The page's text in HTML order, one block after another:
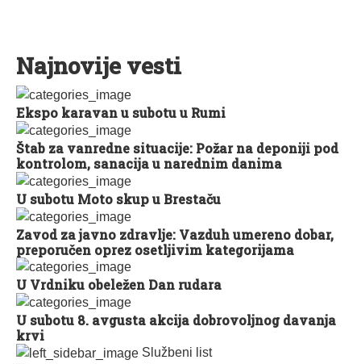
Službeni list
Najnovije vesti
Ekspo karavan u subotu u Rumi
Štab za vanredne situacije: Požar na deponiji pod
kontrolom, sanacija u narednim danima
U subotu Moto skup u Brestaču
Zavod za javno zdravlje: Vazduh umereno dobar,
preporučen oprez osetljivim kategorijama
U Vrdniku obeležen Dan rudara
U subotu 8. avgusta akcija dobrovoljnog davanja
krvi